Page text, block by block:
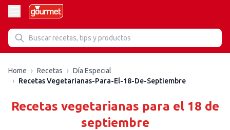
Home › Recetas › Día Especial
› Recetas Vegetarianas-Para-El-18-De-Septiembre
Recetas vegetarianas para el 18 de
septiembre